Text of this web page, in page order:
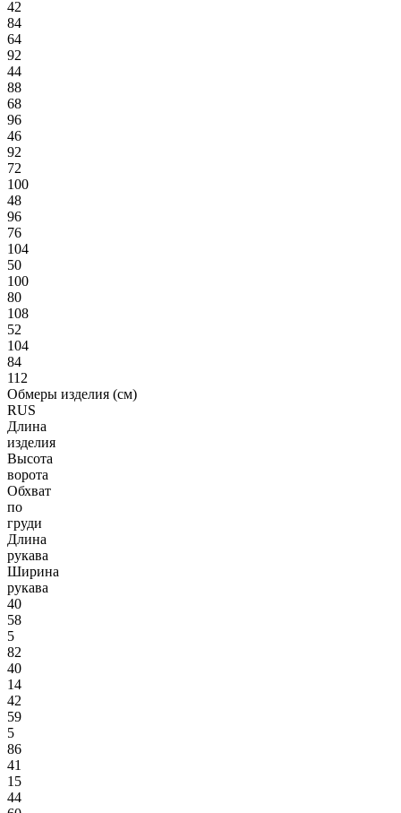
42
84
64
92
44
88
68
96
46
92
72
100
48
96
76
104
50
100
80
108
52
104
84
112
Обмеры изделия (см)
RUS
Длина
изделия
Высота
ворота
Обхват
по
груди
Длина
рукава
Ширина
рукава
40
58
5
82
40
14
42
59
5
86
41
15
44